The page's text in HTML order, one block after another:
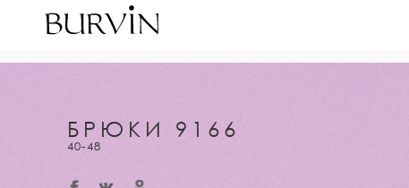
БРЮКИ 9166
40-48